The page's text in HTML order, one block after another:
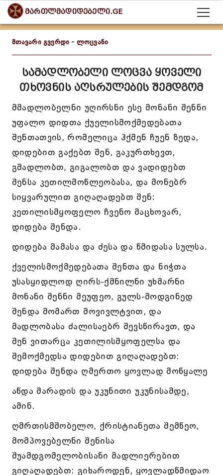
მართლმადიდებელი.GE
მთავარი გვერდი - ლოცვანი
სამადლობელი ლოცვა ყოველი
თხოვნის აღსრულების შემდგომ
მმადლობელნი უღირსნი ესე მონანი შენნი
უფალო დიდთა ქუელისმოქმედებათა
შენთათვის, რომელიცა ჰქმენ ჩუენ ზედა,
დიდებით გაქებთ შენ, გაკურთხევთ,
გმადლობთ, გიგალობთ და ვადიდებთ
შენსა კეთილმოწლეობასა, და მონებრ
სიყვარულით გიღაღადებთ შენ:
კეთილისმყოფელო ჩვენო მაცხოვარ,
დიდება შენდა.
დიდება მამასა და ძესა და წმიდასა სულსა.
ქველისმოქმედებათა შენთა და ნიჭთა
უსასყიდლოდ ღირს-ქმნილნი უხმარნი
მონანი შენნი მეუფეო, გულს-მოდგინედ
შენდა მომართ მოვივლტვით, და
მადლობასა ძალისაებრ შევსწირავთ, და
შენ ვითარცა კეთილისმყოფელსა და
შემოქმედსა დიდებით გიღაღადებთ:
დიდება შენდა ღმერთო ყოვლად მოწყალე
აწდა მარადის და უკუნითი უკუნისამდე,
ამინ.
ღმრთისმშობელო, ქრისტიანეთა შემწეო,
მომპოვებელნი შენისა
შუამდგომელობისანი მადლიერებით
გიღაღადებთ: გიხაროდენ, ყოვლადწმიდაო